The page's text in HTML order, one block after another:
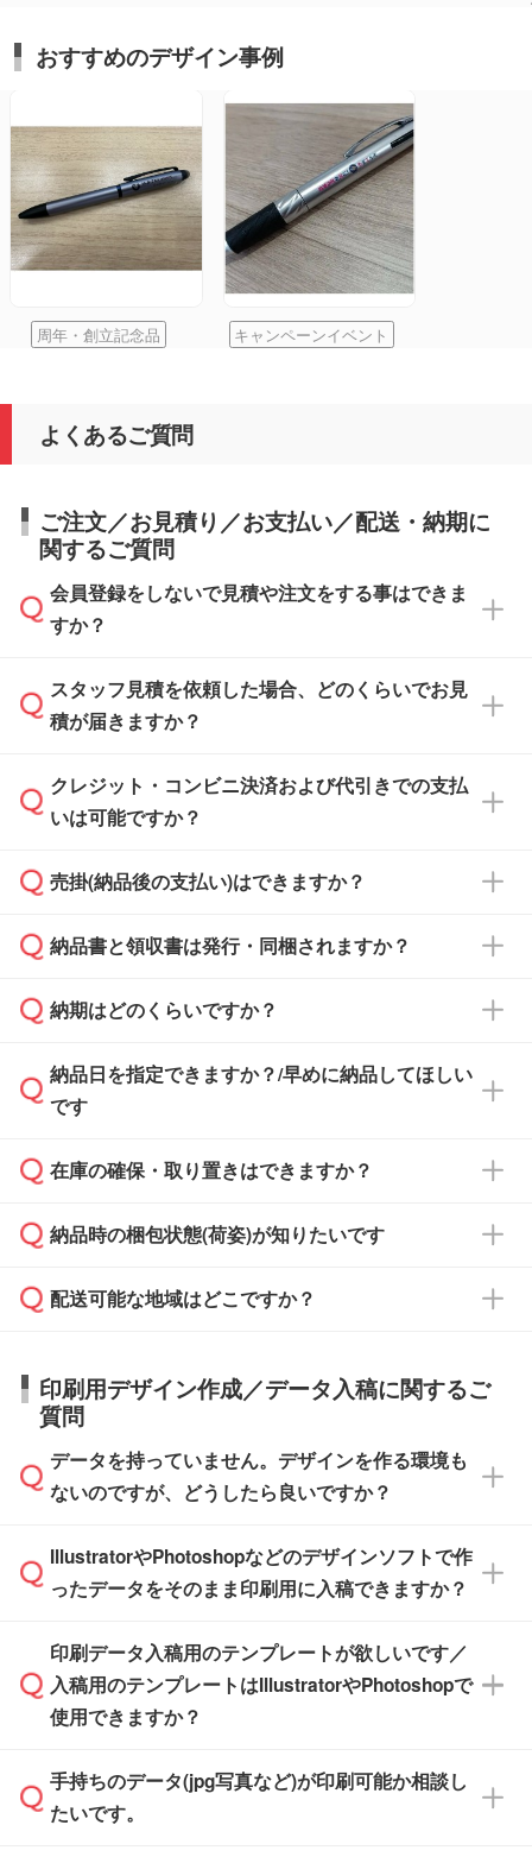
おすすめのデザイン事例
周年・創立記念品 キャンペーンイベント
よくあるご質問
ご注文／お見積り／お支払い／配送・納期に
関するご質問
会員登録をしないで見積や注文をする事はできま
すか？
可能です。見積・注文フォームにて『ゲストの
まま進む』ボタンからお進みのうえ、ご依頼く
スタッフ見積を依頼した場合、どのくらいでお見
積が届きますか？
通常、翌営業日までにお送りしております。混
雑状況によっては、お時間をいただくこともご
依頼いただいた場合は、翌営業日以降のご連絡
クレジット・コンビニ決済および代引きでの支払
いは可能ですか？
銀行振込のみのご対応となります。
売掛(納品後の支払い)はできますか？
基本的には先入金をお願いしておりますが、自
どの場合は、月末締め翌月末払いに対応可能で
また、卒業・卒園記念品で対策委員会や個人様
校や幼稚園・保育園であれば、同様の条件でご
ご希望の際は担当スタッフまでお気軽にご相談
ください。
納品書と領収書は発行・同梱されますか？
納品書・領収書は ご依頼をいただいた場合の
ず、通常はPDFデータをメール添付でお送りし
ます。
たは注文フォームの『ご注文に関する備考欄』
納期はどのくらいですか？
・印刷する場合(500個程度)
ご入金、イメージ画像の校了から約2週間～2
ご入金確認後、1～2営業日で出荷いたしま
タッフまでお問い合わせください。
ル」に注文予定日をご入力いただくと、おおよ
その締切日や出荷目安をご確認いただけます。
品が決まりましたらお早めのご発注をお願いい
たします。
※土日祝日を除く営業日換算です。
※沖縄・離島は追加日数がかかります。
納品日を指定できますか？/早めに納品してほしい
です
ご希望の納期がある場合は、お問い合わせ・お
い。
応が可能かご案内いたします。
す。>>対象商品はこちら
※最短出荷日は商品によって異なります。各商
品ページにてご確認ください
在庫の確保・取り置きはできますか？
ご入金確認後に在庫を確保し、注文確定のご連
はできかねますので予めご了承ください。
納品時の梱包状態(荷姿)が知りたいです
商品によって異なります。各ページにある商品
す。(白箱、化粧箱、ブリスターパックなど)
【袋入り】 商品がひとつずつ袋に入っていま
す。(透明袋、デザイン袋など)
【個包装なし】 個包装がされていない状態で
※化粧箱から白箱への入れ替えや、オリジナル
箱の作成は原則承っておりません。
配送可能な地域はどこですか？
日本全国へお届けが可能です。なお、海外への
直接納品は行っておりませんので予めご了承く
ださい。
印刷用デザイン作成／データ入稿に関するご
質問
データを持っていません。デザインを作る環境も
ないのですが、どうしたら良いですか？
無料の「デザインシミュレーター」を使えば、
PCやスマホから簡単にデザインを作成できま
ザインソフトがなくても安心です。
また、「データ作成サービス
せいただければ、弊社にて無料でデザインデー
タを1点作成いたします。
IllustratorやPhotoshopなどのデザインソフトで作
ったデータをそのまま印刷用に入稿できますか？
IllustratorやPhotoshop、CLIP STUDIOなどのデ
ザインソフトでこだわりのデザインを作成した
い方は、完全データ入稿
積・ご注文フォームにアップロードしてご入稿
ください。
印刷データ入稿用のテンプレートが欲しいです／
入稿用のテンプレートはIllustratorやPhotoshopで
使用できますか？
一部商品は入稿用テンプレートのご用意があり
ます。各商品ページの『印刷方法・テンプレー
手持ちのデータ(jpg写真など)が印刷可能か相談し
たいです。